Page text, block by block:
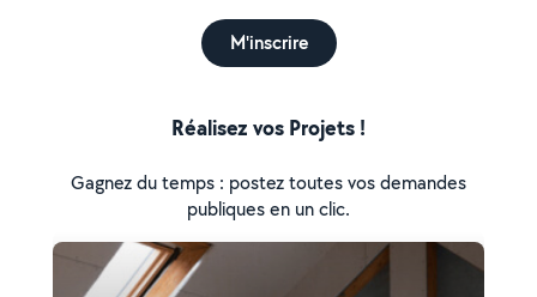
M'inscrire
Réalisez vos Projets !
Gagnez du temps : postez toutes vos demandes
publiques en un clic.